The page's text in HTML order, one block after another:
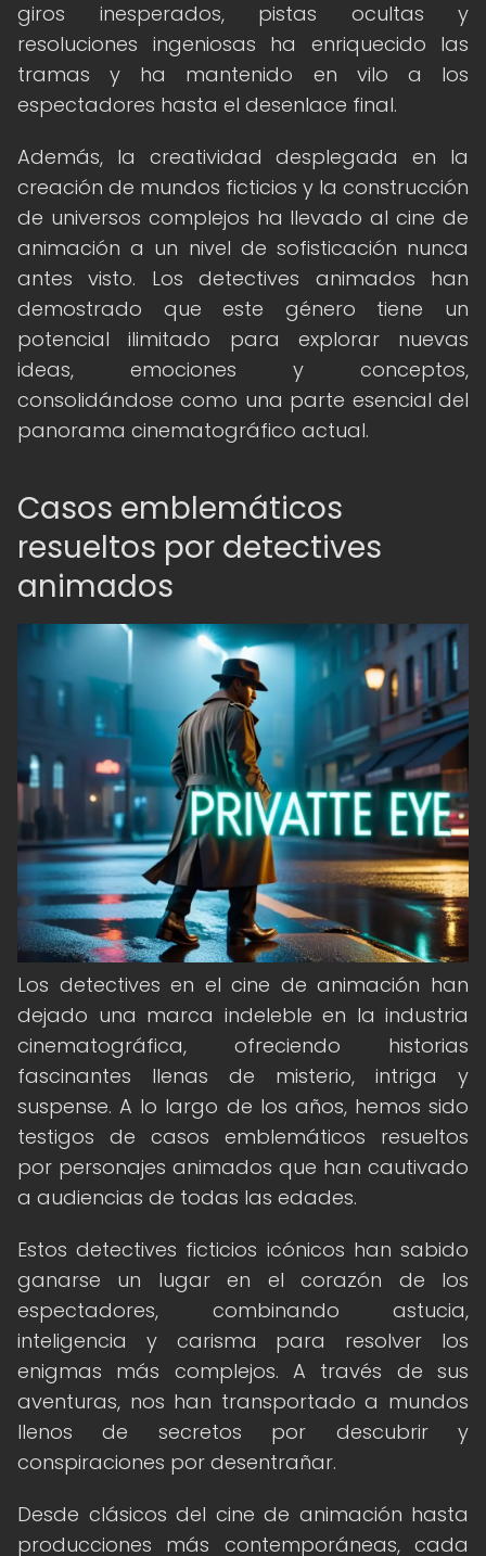
giros inesperados, pistas ocultas y
resoluciones ingeniosas ha enriquecido las
tramas y ha mantenido en vilo a los
espectadores hasta el desenlace final.
Además, la creatividad desplegada en la
creación de mundos ficticios y la construcción
de universos complejos ha llevado al cine de
animación a un nivel de sofisticación nunca
antes visto. Los detectives animados han
demostrado que este género tiene un
potencial ilimitado para explorar nuevas
ideas, emociones y conceptos,
consolidándose como una parte esencial del
panorama cinematográfico actual.
Casos emblemáticos
resueltos por detectives
animados
Los detectives en el cine de animación han
dejado una marca indeleble en la industria
cinematográfica, ofreciendo historias
fascinantes llenas de misterio, intriga y
suspense. A lo largo de los años, hemos sido
testigos de casos emblemáticos resueltos
por personajes animados que han cautivado
a audiencias de todas las edades.
Estos detectives ficticios icónicos han sabido
ganarse un lugar en el corazón de los
espectadores, combinando astucia,
inteligencia y carisma para resolver los
enigmas más complejos. A través de sus
aventuras, nos han transportado a mundos
llenos de secretos por descubrir y
conspiraciones por desentrañar.
Desde clásicos del cine de animación hasta
producciones más contemporáneas, cada